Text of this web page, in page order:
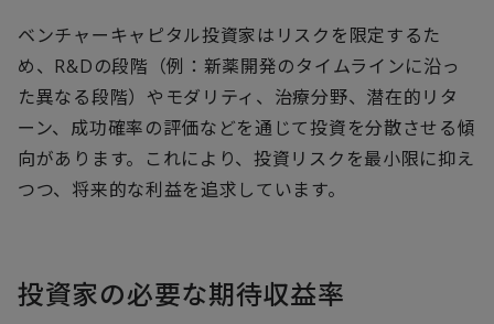
ベンチャーキャピタル投資家はリスクを限定するた
め、R&Dの段階（例：新薬開発のタイムラインに沿っ
た異なる段階）やモダリティ、治療分野、潜在的リタ
ーン、成功確率の評価などを通じて投資を分散させる傾
向があります。これにより、投資リスクを最小限に抑え
つつ、将来的な利益を追求しています。
投資家の必要な期待収益率